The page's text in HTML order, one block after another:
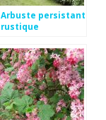
Arbuste persistant
rustique